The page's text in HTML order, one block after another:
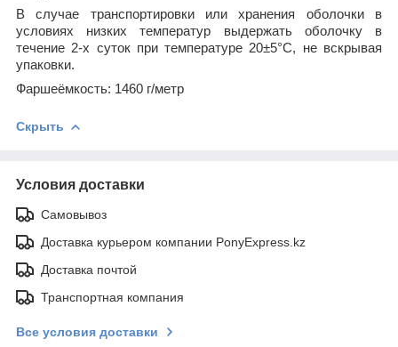
В случае транспортировки или хранения оболочки в
условиях низких температур выдержать оболочку в
течение 2-х суток при температуре 20±5°С, не вскрывая
упаковки.
Фаршеёмкость: 1460 г/метр
Скрыть
Условия доставки
Самовывоз
Доставка курьером компании PonyExpress.kz
Доставка почтой
Транспортная компания
Все условия доставки